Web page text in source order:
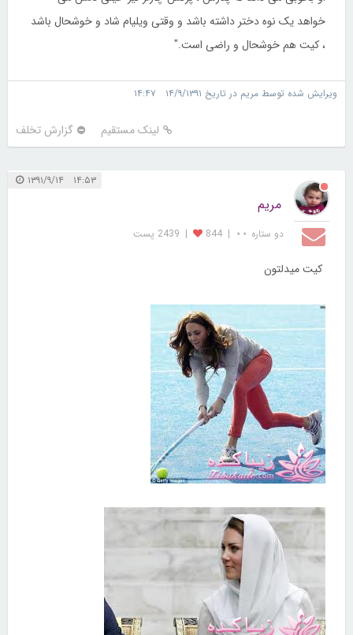
خواهد یک نوه دختر داشته باشد و وقتی ویلیام شاد و خوشحال باشد
، کیت هم خوشحال و راضی است."
ویرایش شده توسط مریم در تاریخ ۱۴/۹/۱۳۹۱ ۱۴:۴۷
لینک مستقیم گزارش تخلف
۱۴:۵۳ ۱۳۹۱/۹/۱۴
مریم
دو ستاره ⋆⋆ |
844
| 2439 پست
کیت میدلتون